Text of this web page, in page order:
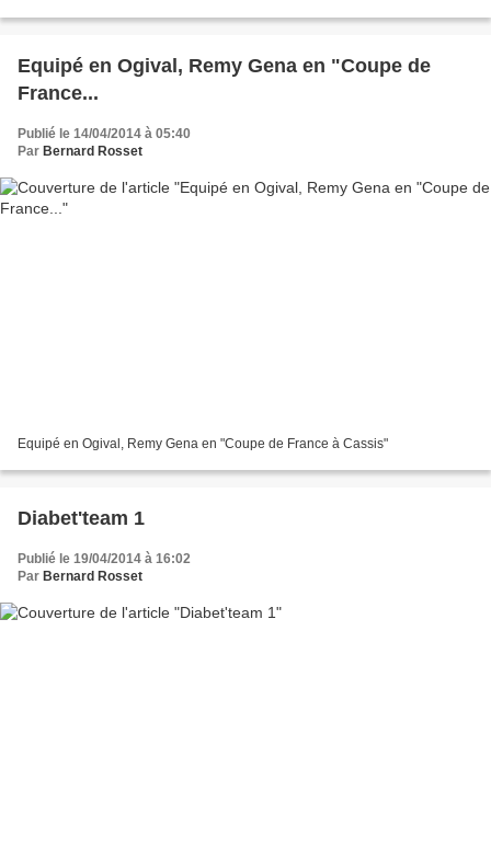
Equipé en Ogival, Remy Gena en "Coupe de
France...
Publié le 14/04/2014 à 05:40
Par Bernard Rosset
Equipé en Ogival, Remy Gena en "Coupe de France à Cassis"
Diabet'team 1
Publié le 19/04/2014 à 16:02
Par Bernard Rosset